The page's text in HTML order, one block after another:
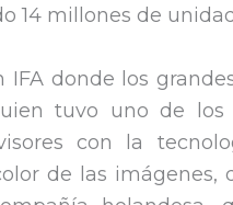
14 millones de
IFA donde los
tuvo uno de
con la
de las imágenes,